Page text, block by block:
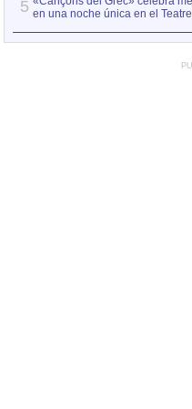
5 en una noche única en el